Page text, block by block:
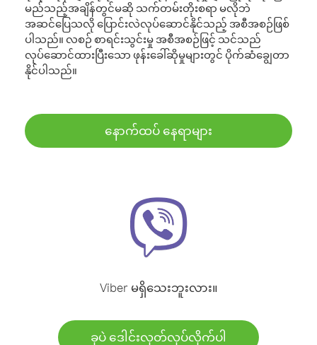
မည်သည့်အချိန်တွင်မဆို သက်တမ်းတိုးစရာ မလိုဘဲ
အဆင်ပြေသလို ပြောင်းလဲလုပ်ဆောင်နိုင်သည့် အစီအစဉ်ဖြစ်
ပါသည်။ လစဉ် စာရင်းသွင်းမှု အစီအစဉ်ဖြင့် သင်သည်
လုပ်ဆောင်ထားပြီးသော ဖုန်းခေါ်ဆိုမှုများတွင် ပိုက်ဆံချွေတာ
နိုင်ပါသည်။
နောက်ထပ် နေရာများ
Viber မရှိသေးဘူးလား။
ခုပဲ ဒေါင်းလုတ်လုပ်လိုက်ပါ